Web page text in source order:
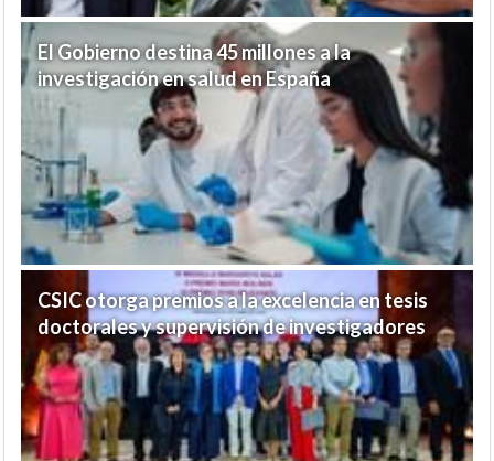
El Gobierno destina 45 millones a la
investigación en salud en España
CSIC otorga premios a la excelencia en tesis
doctorales y supervisión de investigadores